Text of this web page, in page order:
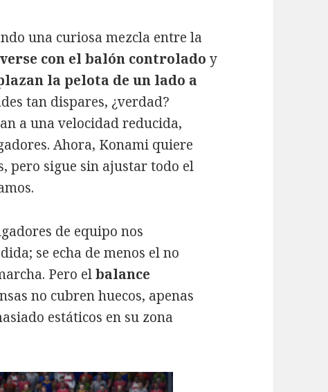
una curiosa mezcla entre la
con el balón controlado y
la pelota de un lado a
tan dispares, ¿verdad?
a una velocidad reducida,
Ahora, Konami quiere
pero sigue sin ajustar todo el
de equipo nos
se echa de menos el no
Pero elbalance
no cubren huecos, apenas
estáticos en su zona